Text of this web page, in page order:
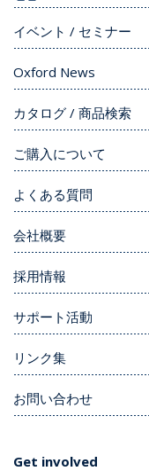
イベント / セミナー
Oxford News
カタログ / 商品検索
ご購入について
よくある質問
会社概要
採用情報
サポート活動
リンク集
お問い合わせ
Get involved